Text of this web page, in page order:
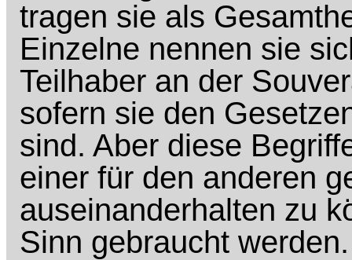
tragen sie als
Einzelne nennen sie
Teilhaber an der
sofern sie den
sind. Aber diese
einer für den anderen
auseinanderhalten zu
Sinn gebraucht werden.